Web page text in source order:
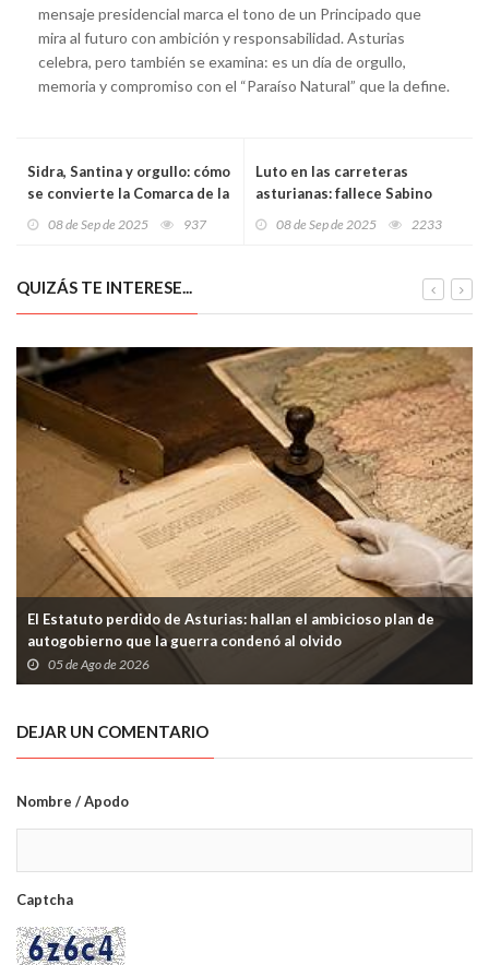
mensaje presidencial marca el tono de un Principado que
mira al futuro con ambición y responsabilidad. Asturias
celebra, pero también se examina: es un día de orgullo,
memoria y compromiso con el “Paraíso Natural” que la define.
Sidra, Santina y orgullo: cómo
se convierte la Comarca de la
08 de Sep de 2025 937
Luto en las carreteras
asturianas: fallece Sabino
años, tras un brutal accidente
08 de Sep de 2025 2233
QUIZÁS TE INTERESE...
El Estatuto perdido de Asturias: hallan el ambicioso plan de
autogobierno que la guerra condenó al olvido
05 de Ago de 2026
DEJAR UN COMENTARIO
Nombre / Apodo
Captcha